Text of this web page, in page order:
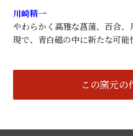
川崎精一
やわらかく高雅な菖蒲、百合
現で、青白磁の中に新たな可能
この窯元の